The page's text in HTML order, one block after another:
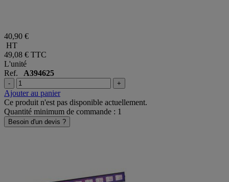
40,90 €
HT
49,08 € TTC
L'unité
Ref. A394625
- +
Ajouter au panier
Ce produit n'est pas disponible actuellement.
Quantité minimum de commande : 1
Besoin d'un devis ?